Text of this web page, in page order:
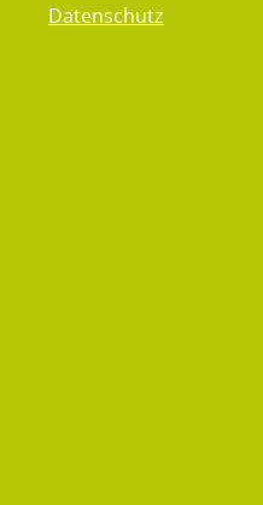
Datenschutz